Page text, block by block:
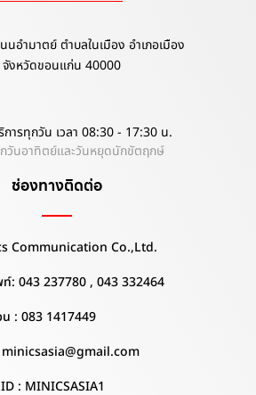
อำมาตย์ ตำบลในเมือง อำเภอเมือง
จังหวัดขอนแก่น 40000
การทุกวัน เวลา 08:30 - 17:30 น.
วันอาทิตย์และวันหยุดนักขัตฤกษ์
ช่องทางติดต่อ
Communication Co.,Ltd.
ท์: 043 237780 , 043 332464
น : 083 1417449
minicsasia@gmail.com
: MINICSASIA1